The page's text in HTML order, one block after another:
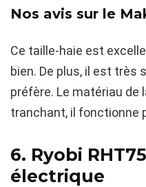
Nos avis sur le
Ce taille-haie est
bien. De plus, il est très
préfère. Le matériau de
tranchant, il fonctionne
6. Ryobi
électrique